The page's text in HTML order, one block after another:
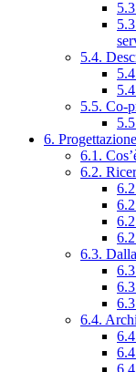
5.4.
5.5. Co-
6.
6.1.
6.2.
6.3.
6.4.